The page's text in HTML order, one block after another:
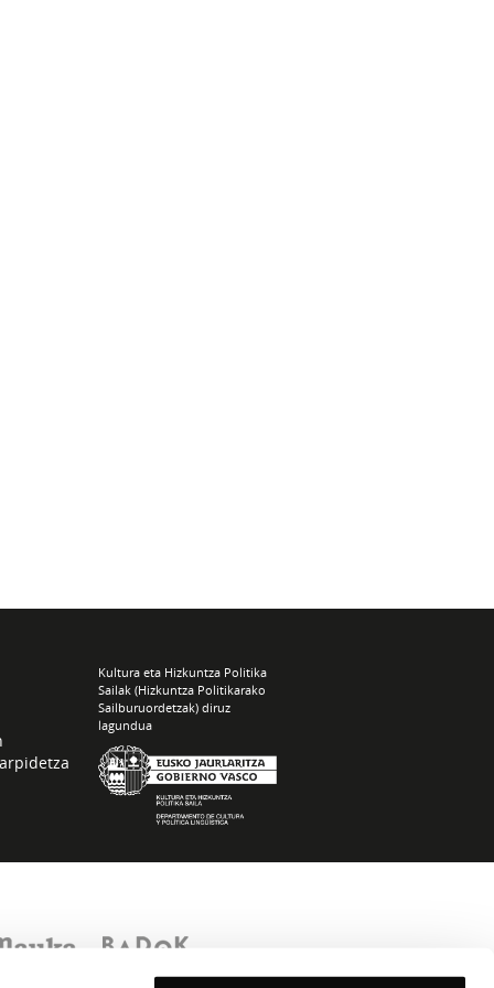
Kultura eta Hizkuntza Politika
Sailak (Hizkuntza Politikarako
Sailburuordetzak) diruz
lagundua